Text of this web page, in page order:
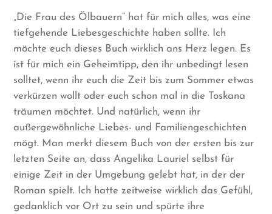
„Die Frau des Ölbauern“ hat für mich alles, was eine
tiefgehende Liebesgeschichte haben sollte. Ich
möchte euch dieses Buch wirklich ans Herz legen. Es
ist für mich ein Geheimtipp, den ihr unbedingt lesen
solltet, wenn ihr euch die Zeit bis zum Sommer etwas
verkürzen wollt oder euch schon mal in die Toskana
träumen möchtet. Und natürlich, wenn ihr
außergewöhnliche Liebes- und Familiengeschichten
mögt. Man merkt diesem Buch von der ersten bis zur
letzten Seite an, dass Angelika Lauriel selbst für
einige Zeit in der Umgebung gelebt hat, in der der
Roman spielt. Ich hatte zeitweise wirklich das Gefühl,
gedanklich vor Ort zu sein und spürte ihre